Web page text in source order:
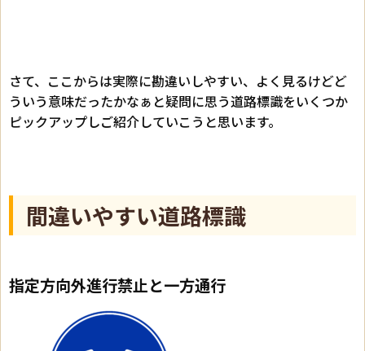
さて、ここからは実際に勘違いしやすい、よく見るけどど
ういう意味だったかなぁと疑問に思う道路標識をいくつか
ピックアップしご紹介していこうと思います。
間違いやすい道路標識
指定方向外進行禁止と一方通行